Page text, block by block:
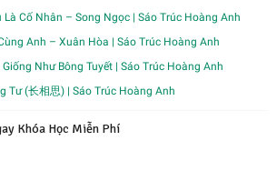
Cố Nhân – Song Ngọc | Sáo Trúc Hoàng Anh
Anh – Xuân Hòa | Sáo Trúc Hoàng Anh
Như Bông Tuyết | Sáo Trúc Hoàng Anh
Tư (长相思) | Sáo Trúc Hoàng Anh
Khóa Học Miễn Phí